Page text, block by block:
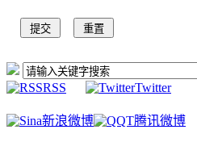
RSS Twitter
新浪微博 腾讯微博